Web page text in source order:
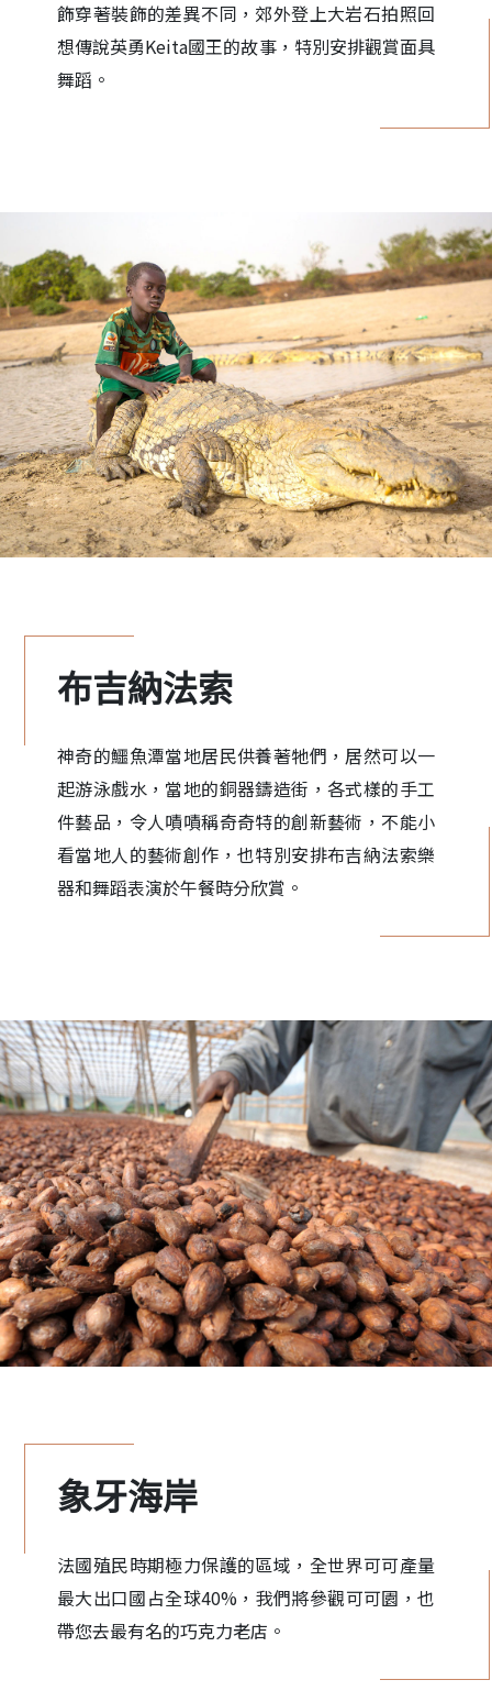
飾穿著裝飾的差異不同，郊外登上大岩石拍照回
想傳說英勇Keita國王的故事，特別安排觀賞面具
舞蹈。
布吉納法索
神奇的鱷魚潭當地居民供養著牠們，居然可以一
起游泳戲水，當地的銅器鑄造街，各式樣的手工
件藝品，令人嘖嘖稱奇奇特的創新藝術，不能小
看當地人的藝術創作，也特別安排布吉納法索樂
器和舞蹈表演於午餐時分欣賞。
象牙海岸
法國殖民時期極力保護的區域，全世界可可產量
最大出口國占全球40%，我們將參觀可可園，也
帶您去最有名的巧克力老店。